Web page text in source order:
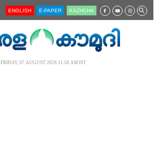
ENGLISH E-PAPER KĀZHCHA
FRIDAY, 07 AUGUST 2026 11.50 AM IST